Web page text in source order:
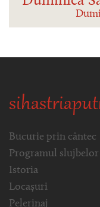
Bucurie prin cântec
Programul slujbelor
Istoria
Locașuri
Pelerinaj